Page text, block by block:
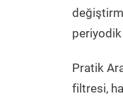
periyodik
Pratik
filtresi,